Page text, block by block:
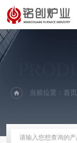
当前位置：首页